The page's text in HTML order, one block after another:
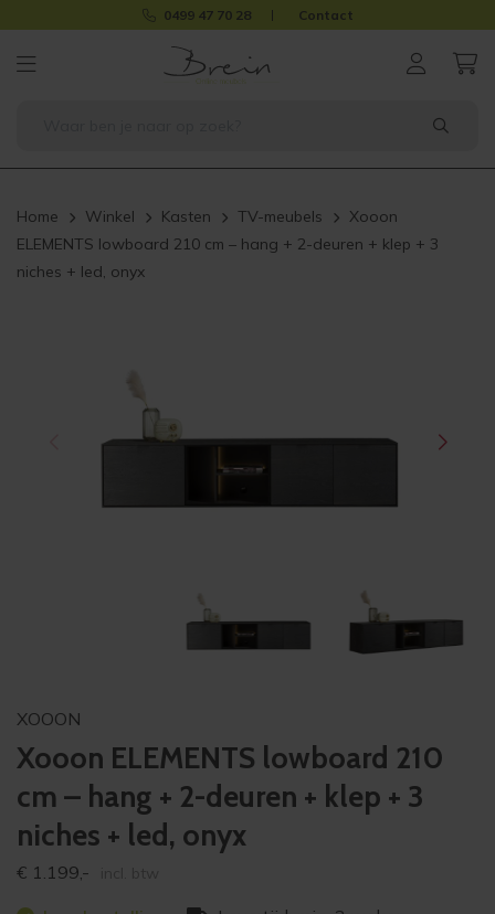
0499 47 70 28 Contact
Home Winkel Kasten TV-meubels
Xooon
ELEMENTS lowboard 210 cm – hang + 2-deuren + klep + 3
niches + led, onyx
XOOON
Xooon ELEMENTS lowboard 210
cm – hang + 2-deuren + klep + 3
niches + led, onyx
€ 1.199,-